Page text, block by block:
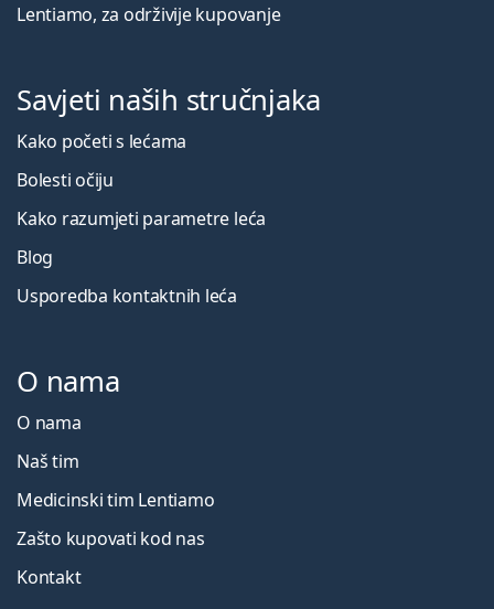
Lentiamo, za održivije kupovanje
Savjeti naših stručnjaka
Kako početi s lećama
Bolesti očiju
Kako razumjeti parametre leća
Blog
Usporedba kontaktnih leća
O nama
O nama
Naš tim
Medicinski tim Lentiamo
Zašto kupovati kod nas
Kontakt